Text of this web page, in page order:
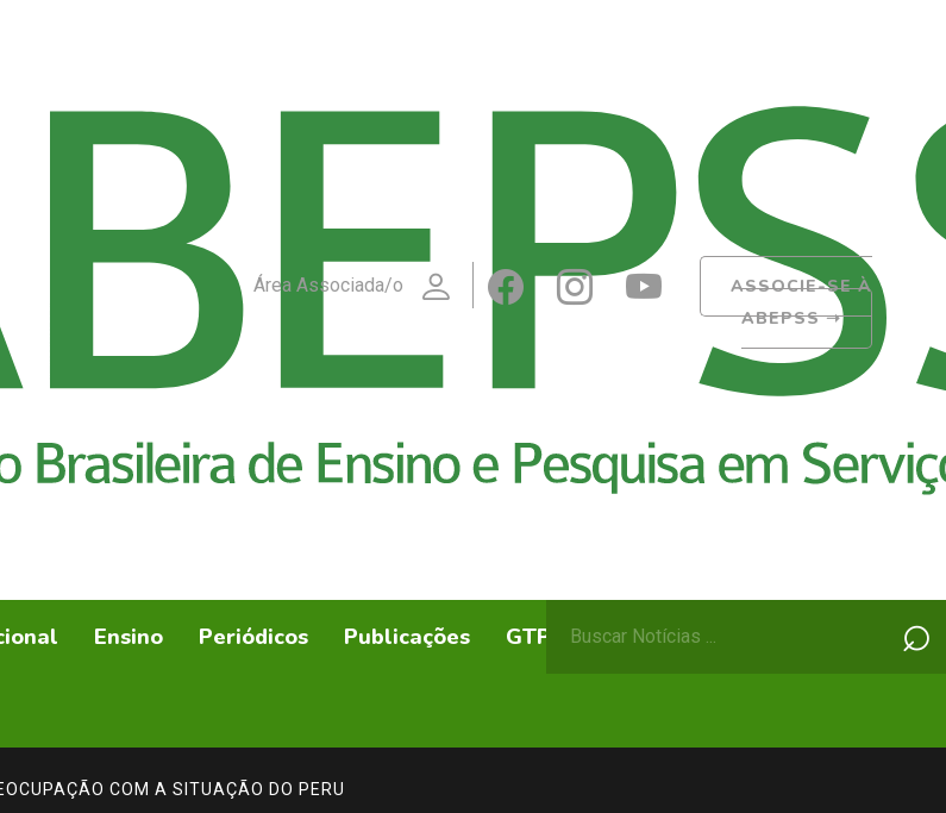
Área Associada/o
ASSOCIE-SE À
ABEPSS➝
Ensino Periódicos Publicações GTPs ABEPSS Itinerante
por:
⌕
COM A SITUAÇÃO DO PERU